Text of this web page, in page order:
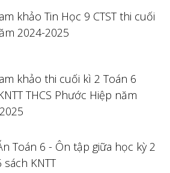
khảo Tin Học 9 CTST thi cuối
2024-2025
khảo thi cuối kì 2 Toán 6
THCS Phước Hiệp năm
Toán 6 - Ôn tập giữa học kỳ 2
sách KNTT